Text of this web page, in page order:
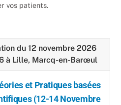
vos patients.
du 12 novembre 2026
à Lille, Marcq-en-Barœul
et Pratiques basées
(12-14 Novembre